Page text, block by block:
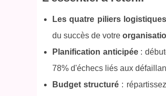
Les quatre piliers logistiques
du succès de votre
Planification anticipée:
78% d'échecs liés aux
Budget structuré :